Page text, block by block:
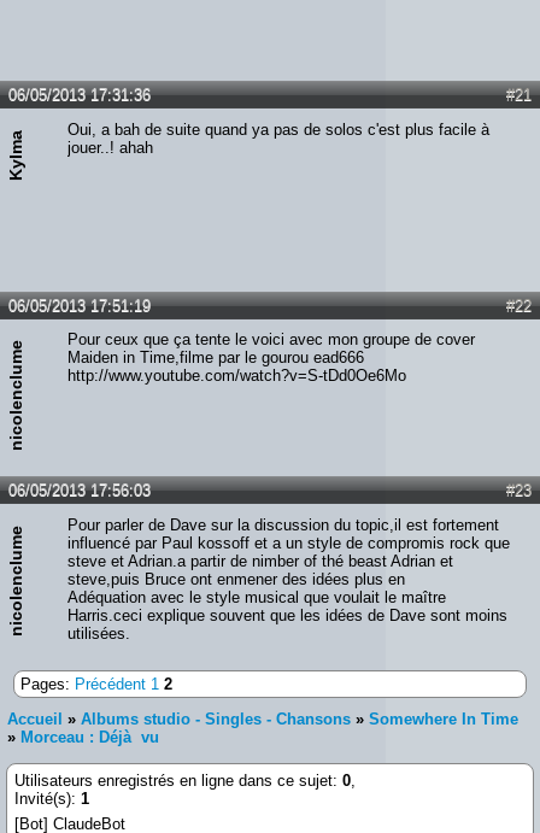
#21
06/05/2013 17:31:36
Kylma
Oui, a bah de suite quand ya pas de solos c'est plus facile à
jouer..! ahah
#22
06/05/2013 17:51:19
nicolenclume
Pour ceux que ça tente le voici avec mon groupe de cover
Maiden in Time,filme par le gourou ead666
http://www.youtube.com/watch?v=S-tDd0Oe6Mo
#23
06/05/2013 17:56:03
nicolenclume
Pour parler de Dave sur la discussion du topic,il est fortement
influencé par Paul kossoff et a un style de compromis rock que
steve et Adrian.a partir de nimber of thé beast Adrian et
steve,puis Bruce ont enmener des idées plus en
Adéquation avec le style musical que voulait le maître
Harris.ceci explique souvent que les idées de Dave sont moins
utilisées.
Pages: Précédent 1 2
Accueil » Albums studio - Singles - Chansons » Somewhere In Time
» Morceau : Déjà vu
Utilisateurs enregistrés en ligne dans ce sujet: 0,
Invité(s): 1
[Bot] ClaudeBot